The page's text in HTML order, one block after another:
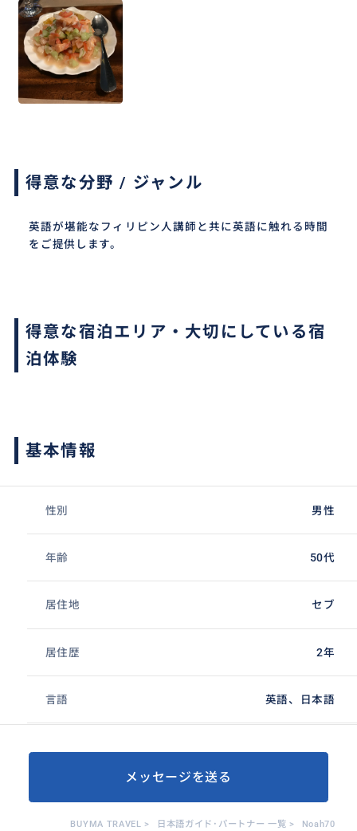
得意な分野 / ジャンル
英語が堪能なフィリピン人講師と共に英語に触れる時間
をご提供します。
得意な宿泊エリア・大切にしている宿
泊体験
基本情報
性別 男性
年齢 50代
居住地 セブ
居住歴 2年
言語 英語、日本語
メッセージを送る
BUYMA TRAVEL > 日本語ガイド･パートナー 一覧 > Noah70